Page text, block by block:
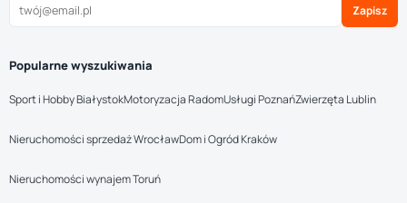
Zapisz
Popularne wyszukiwania
Sport i Hobby BiałystokMotoryzacja RadomUsługi PoznańZwierzęta Lublin
Nieruchomości sprzedaż WrocławDom i Ogród Kraków
Nieruchomości wynajem Toruń